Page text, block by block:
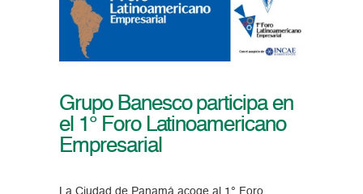
Grupo Banesco participa en
el 1° Foro Latinoamericano
Empresarial
La Ciudad de Panamá acoge al 1° Foro